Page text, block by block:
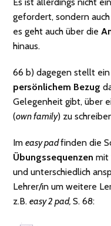
gefordert, sondern auch
es geht auch über die
hinaus.
66 b) dagegen stellt ein
persönlichem Bezug
Gelegenheit gibt, über
(own family) zu
Imeasy padfinden die
Übungssequenzen mit
und unterschiedlich
Lehrer/in um weitere
z.B.easy 2 pad,S. 68: